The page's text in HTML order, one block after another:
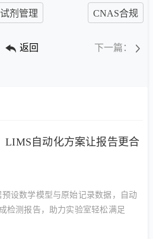
试剂管理 CNAS合规
返回 下一篇：
LIMS自动化方案让报告更合
设数学模型与原始记录数据，自动
检测报告，助力实验室轻松满足